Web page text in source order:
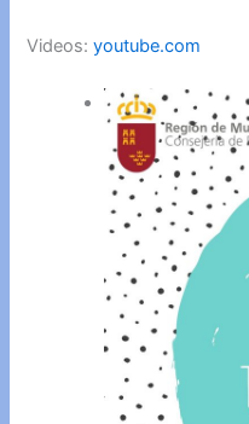
Videos:youtube.com